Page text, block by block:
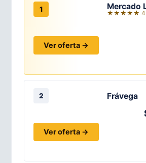
1 Mercado
★★★★★
Ver oferta →
2 Frávega
Ver oferta →